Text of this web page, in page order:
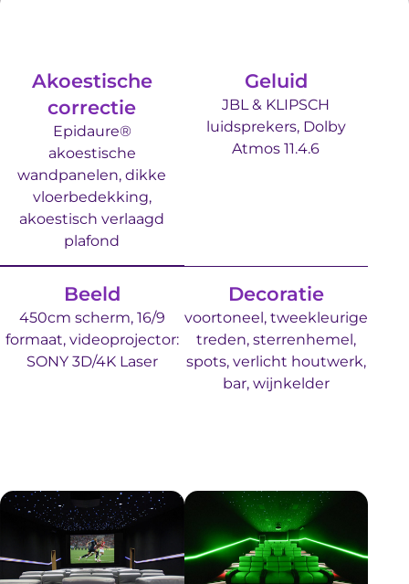
Akoestische
correctie
Epidaure®
akoestische
wandpanelen, dikke
vloerbedekking,
akoestisch verlaagd
plafond
Geluid
JBL & KLIPSCH
luidsprekers, Dolby
Atmos 11.4.6
Beeld
450cm scherm, 16/9
formaat, videoprojector:
SONY 3D/4K Laser
Decoratie
voortoneel, tweekleurige
treden, sterrenhemel,
spots, verlicht houtwerk,
bar, wijnkelder